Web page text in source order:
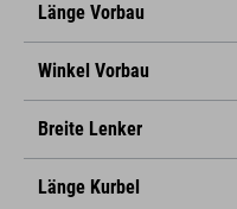
Länge Vorbau
Winkel Vorbau
Breite Lenker
Länge Kurbel